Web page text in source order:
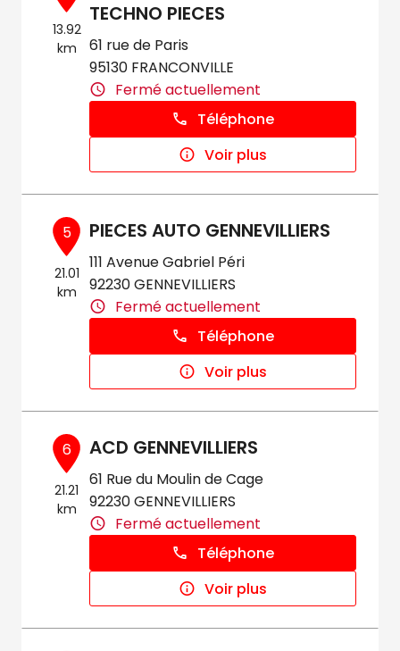
13.92
km
TECHNO PIECES
61 rue de Paris
95130 FRANCONVILLE
Fermé actuellement
Téléphone
Voir plus
5
21.01
km
PIECES AUTO GENNEVILLIERS
111 Avenue Gabriel Péri
92230 GENNEVILLIERS
Fermé actuellement
Téléphone
Voir plus
6
21.21
km
ACD GENNEVILLIERS
61 Rue du Moulin de Cage
92230 GENNEVILLIERS
Fermé actuellement
Téléphone
Voir plus